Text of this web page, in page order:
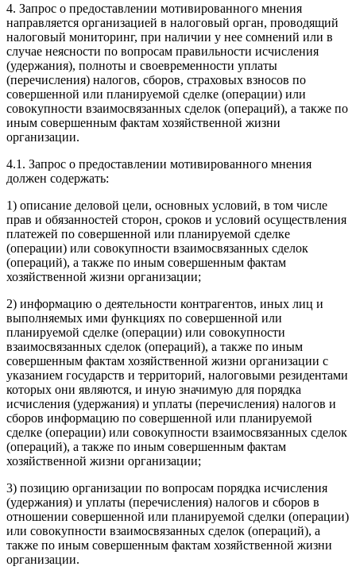
4. Запрос о предоставлении мотивированного мнения
направляется организацией в налоговый орган, проводящий
налоговый мониторинг, при наличии у нее сомнений или в
случае неясности по вопросам правильности исчисления
(удержания), полноты и своевременности уплаты
(перечисления) налогов, сборов, страховых взносов по
совершенной или планируемой сделке (операции) или
совокупности взаимосвязанных сделок (операций), а также по
иным совершенным фактам хозяйственной жизни
организации.
4.1. Запрос о предоставлении мотивированного мнения
должен содержать:
1) описание деловой цели, основных условий, в том числе
прав и обязанностей сторон, сроков и условий осуществления
платежей по совершенной или планируемой сделке
(операции) или совокупности взаимосвязанных сделок
(операций), а также по иным совершенным фактам
хозяйственной жизни организации;
2) информацию о деятельности контрагентов, иных лиц и
выполняемых ими функциях по совершенной или
планируемой сделке (операции) или совокупности
взаимосвязанных сделок (операций), а также по иным
совершенным фактам хозяйственной жизни организации с
указанием государств и территорий, налоговыми резидентами
которых они являются, и иную значимую для порядка
исчисления (удержания) и уплаты (перечисления) налогов и
сборов информацию по совершенной или планируемой
сделке (операции) или совокупности взаимосвязанных сделок
(операций), а также по иным совершенным фактам
хозяйственной жизни организации;
3) позицию организации по вопросам порядка исчисления
(удержания) и уплаты (перечисления) налогов и сборов в
отношении совершенной или планируемой сделки (операции)
или совокупности взаимосвязанных сделок (операций), а
также по иным совершенным фактам хозяйственной жизни
организации.